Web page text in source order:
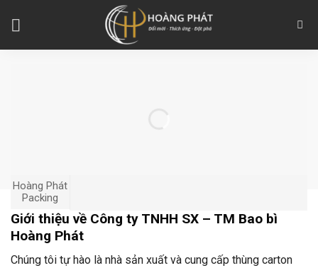
Hoàng Phát
Packing
Giới thiệu về Công ty TNHH SX – TM Bao bì
Hoàng Phát
Chúng tôi tự hào là nhà sản xuất và cung cấp thùng carton